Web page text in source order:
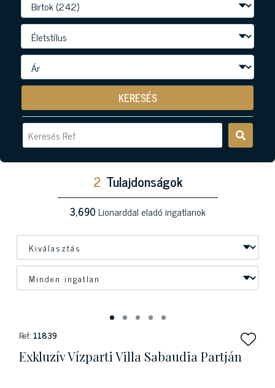
KERESÉS
2 Tulajdonságok
3,690Lionarddal eladó ingatlanok
Ref: 11839
Exkluzív Vízparti Villa Sabaudia Partján